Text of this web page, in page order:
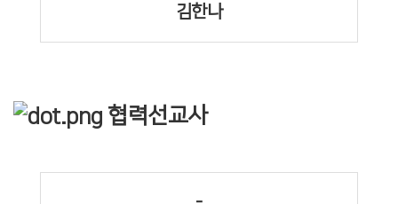
김한나
협력선교사